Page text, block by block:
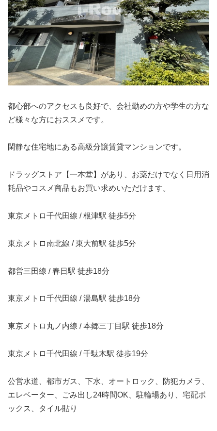
都心部へのアクセスも良好で、会社勤めの方や学生の方な
ど様々な方におススメです。
閑静な住宅地にある高級分譲賃貸マンションです。
ドラッグストア【一本堂】があり、お薬だけでなく日用消
耗品やコスメ商品もお買い求めいただけます。
東京メトロ千代田線 / 根津駅 徒歩5分
東京メトロ南北線 / 東大前駅 徒歩5分
都営三田線 / 春日駅 徒歩18分
東京メトロ千代田線 / 湯島駅 徒歩18分
東京メトロ丸ノ内線 / 本郷三丁目駅 徒歩18分
東京メトロ千代田線 / 千駄木駅 徒歩19分
公営水道、都市ガス、下水、オートロック、防犯カメラ、
エレベーター、ごみ出し24時間OK、駐輪場あり、宅配ボ
ックス、タイル貼り